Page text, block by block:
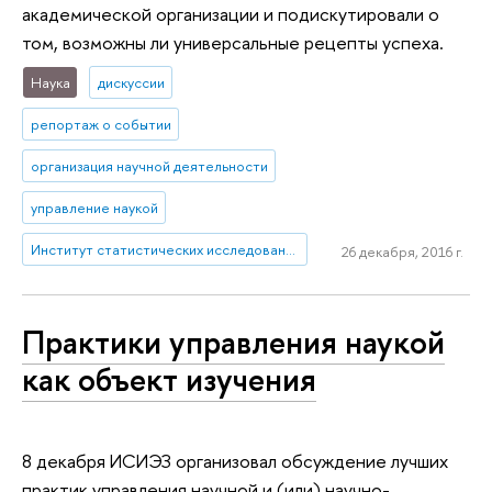
академической организации и подискутировали о
том, возможны ли универсальные рецепты успеха.
Наука дискуссии
репортаж о событии
организация научной деятельности
управление наукой
Институт статистических исследований и экономики знаний 26 декабря, 2016 г.
Практики управления наукой
как объект изучения
8 декабря ИСИЭЗ организовал обсуждение лучших